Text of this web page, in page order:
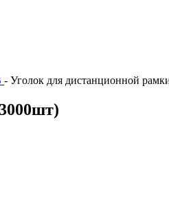
- Уголок для дистанционной